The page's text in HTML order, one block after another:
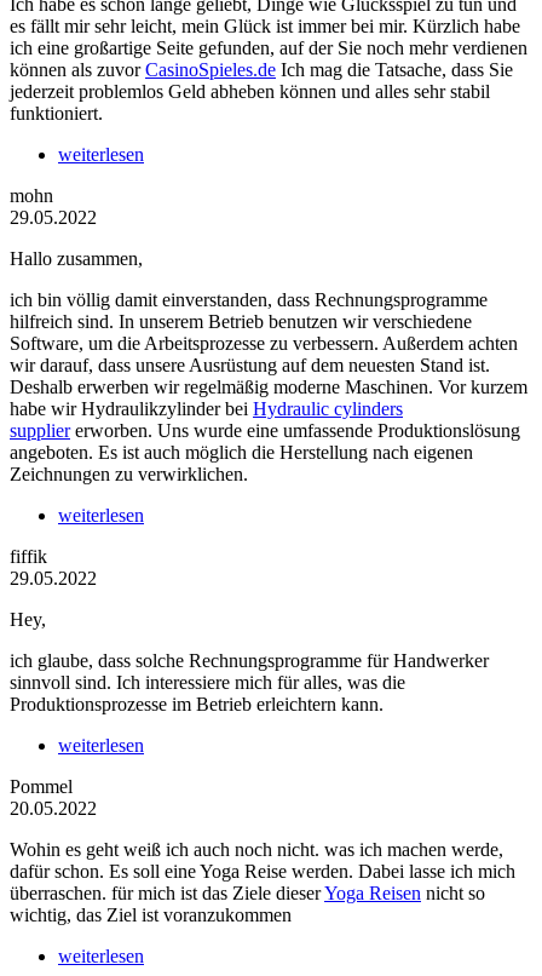
Ich habe es schon lange geliebt, Dinge wie Glücksspiel zu tun und
es fällt mir sehr leicht, mein Glück ist immer bei mir. Kürzlich habe
ich eine großartige Seite gefunden, auf der Sie noch mehr verdienen
können als zuvorCasinoSpieles.de Ich mag die Tatsache, dass Sie
jederzeit problemlos Geld abheben können und alles sehr stabil
funktioniert.
weiterlesen
mohn
29.05.2022
Hallo zusammen,
ich bin völlig damit einverstanden, dass Rechnungsprogramme
hilfreich sind. In unserem Betrieb benutzen wir verschiedene
Software, um die Arbeitsprozesse zu verbessern. Außerdem achten
wir darauf, dass unsere Ausrüstung auf dem neuesten Stand ist.
Deshalb erwerben wir regelmäßig moderne Maschinen. Vor kurzem
habe wir Hydraulikzylinder bei Hydraulic cylinders
suppliererworben. Uns wurde eine umfassende Produktionslösung
angeboten. Es ist auch möglich die Herstellung nach eigenen
Zeichnungen zu verwirklichen.
weiterlesen
fiffik
29.05.2022
Hey,
ich glaube, dass solche Rechnungsprogramme für Handwerker
sinnvoll sind. Ich interessiere mich für alles, was die
Produktionsprozesse im Betrieb erleichtern kann.
weiterlesen
Pommel
20.05.2022
Wohin es geht weiß ich auch noch nicht. was ich machen werde,
dafür schon. Es soll eine Yoga Reise werden. Dabei lasse ich mich
überraschen. für mich ist das Ziele dieserYoga Reisen nicht so
wichtig, das Ziel ist voranzukommen
weiterlesen